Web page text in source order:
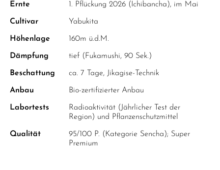
Ernte 1. Pflückung 2026 (Ichibancha), im Mai
Cultivar Yabukita
Höhenlage 160m ü.d.M.
Dämpfung tief (Fukamushi, 90 Sek.)
Beschattung ca. 7 Tage, Jikagise-Technik
Anbau Bio-zertifizierter Anbau
Labortests
Radioaktivität (Jährlicher Test der
Region) und Pflanzenschutzmittel
Qualität
95/100 P. (Kategorie Sencha); Super
Premium